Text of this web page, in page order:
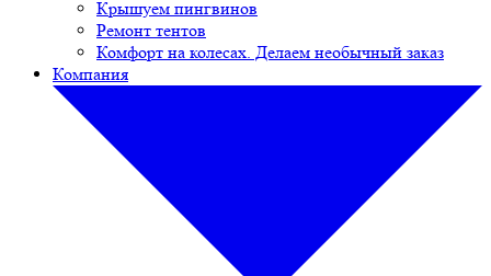
Крышуем пингвинов
Ремонт тентов
Комфорт на колесах. Делаем необычный заказ
Компания